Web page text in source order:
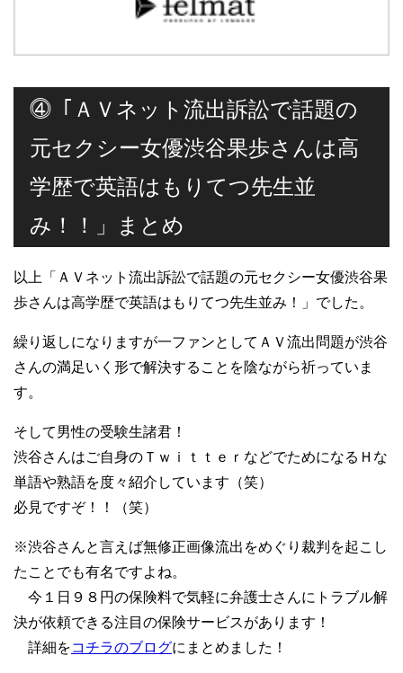
⓸「ＡＶネット流出訴訟で話題の
元セクシー女優渋谷果歩さんは高
学歴で英語はもりてつ先生並
み！！」まとめ
以上「ＡＶネット流出訴訟で話題の元セクシー女優渋谷果
歩さんは高学歴で英語はもりてつ先生並み！」でした。
繰り返しになりますが一ファンとしてＡＶ流出問題が渋谷
さんの満足いく形で解決することを陰ながら祈っていま
す。
そして男性の受験生諸君！
渋谷さんはご自身のＴｗｉｔｔｅｒなどでためになるＨな
単語や熟語を度々紹介しています（笑）
必見ですぞ！！（笑）
※渋谷さんと言えば無修正画像流出をめぐり裁判を起こし
たことでも有名ですよね。
今１日９８円の保険料で気軽に弁護士さんにトラブル解
決が依頼できる注目の保険サービスがあります！
詳細をコチラのブログにまとめました！